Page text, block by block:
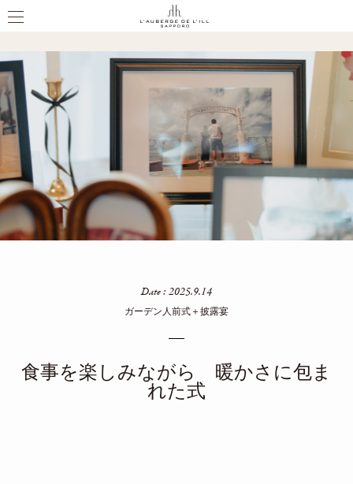
PARTY REPORT
Date : 2025.9.14
ガーデン人前式＋披露宴
食事を楽しみながら 暖かさに包ま
れた式